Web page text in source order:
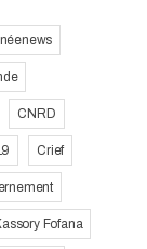
CNRD
Crief
Fofana